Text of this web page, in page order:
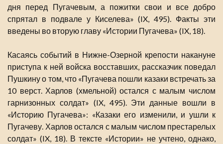
дня перед Пугачевым, а пожитки свои и все добро
спрятал в подвале у Киселева» (IX, 495). Факты эти
введены во вторую главу «Истории Пугачева» (IX, 18).
Касаясь событий в Нижне-Озерной крепости накануне
приступа к ней войска восставших, рассказчик поведал
Пушкину о том, что «Пугачева пошли казаки встречать за
10 верст. Харлов (хмельной) остался с малым числом
гарнизонных солдат» (IX, 495). Эти данные вошли в
«Историю Пугачева»: «Казаки его изменили, и ушли к
Пугачеву. Харлов остался с малым числом престарелых
солдат» (IX, 18). В тексте «Истории» не учтено, однако,